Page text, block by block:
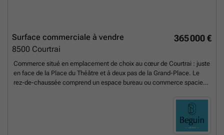
365 000 €
Surface commerciale à vendre
8500 Courtrai
Commerce situé en emplacement de choix au cœur de Courtrai : juste
en face de la Place du Théâtre et à deux pas de la Grand-Place. Le
rez-de-chaussée comprend un espace bureau ou commerce spacieux
sanitaires. Le premier étage se compose d’une cuisine, d’un
bureau/salle de réunion et de deux grands espaces de bureau. Au
deuxième étage se trouvent encore un bureau supplémentaire et un
espace de rangement. POINTS FORTS : beaucoup d’espace de